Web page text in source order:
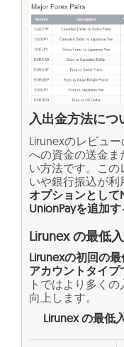
入出金方法につ
Lirunexのレビュ
への資金の送金
い方法です。こ
いや銀行振込が利
オプションとして
UnionPayを追加
Lirunex の最低
Lirunexの初回の
アカウントタイ
トではより多く
向上します。
Lirunexの最低